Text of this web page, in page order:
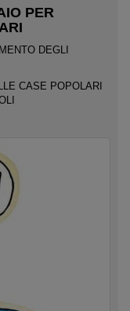
PER
DEGLI
CASE POPOLARI